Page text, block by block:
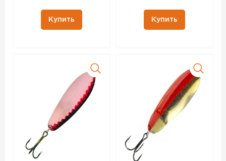
Купить Купить